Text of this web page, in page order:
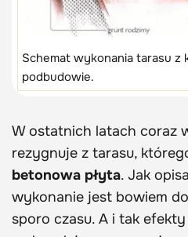
Schemat wykonania tarasu z
podbudowie.
W ostatnich latach coraz
rezygnuje z tarasu,
betonowa płyta. Jak
wykonanie jest bowiem
sporo czasu. A i tak